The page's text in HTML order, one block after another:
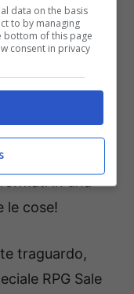
trova anche
saranno
con la nuova
in una
le cose!
traguardo,
RPG Sale
data on the basis
to by managing
bottom of this page
consent in privacy